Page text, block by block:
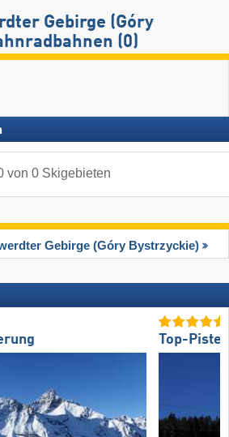
Gebirge (Góry
(0)
von 0 Skigebieten
Gebirge (Góry Bystrzyckie)
Top-